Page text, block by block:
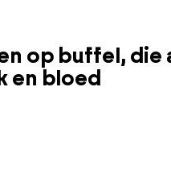
op buffel, die
en bloed